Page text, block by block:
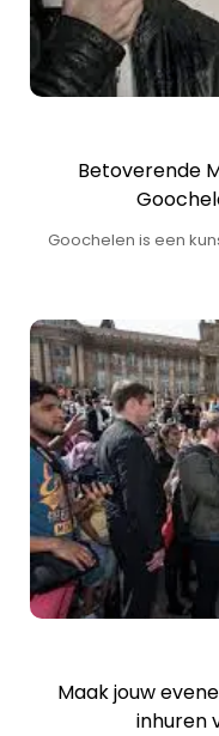
Betoverende
Goochelen is een
Maak jouw
inhuren